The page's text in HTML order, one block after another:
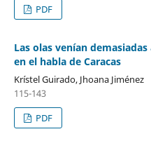
PDF
Las olas venían
en el habla de Caracas
Krístel Guirado, Jhoana Jiménez
115-143
PDF